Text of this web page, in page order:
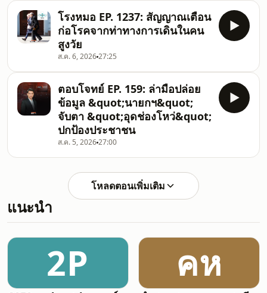
โรงหมอ EP. 1237: สัญญาณเตือน
ก่อโรคจากท่าทางการเดินในคน
สูงวัย
ส.ค. 6, 202627:25
ตอบโจทย์ EP. 159: ล่ามือปล่อย
ข้อมูล &quot;นายกฯ&quot;
จับตา &quot;อุดช่องโหว่&quot;
ปกป้องประชาชน
ส.ค. 5, 202627:00
โหลดตอนเพิ่มเติม
แนะนำ
2P คห